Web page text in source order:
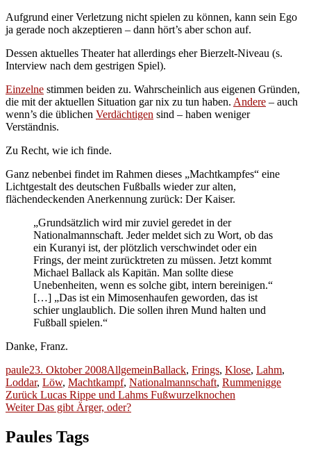
Aufgrund einer Verletzung nicht spielen zu können, kann sein Ego
ja gerade noch akzeptieren – dann hört’s aber schon auf.
Dessen aktuelles Theater hat allerdings eher Bierzelt-Niveau (s.
Interview nach dem gestrigen Spiel).
Einzelne stimmen beiden zu. Wahrscheinlich aus eigenen Gründen,
die mit der aktuellen Situation gar nix zu tun haben. Andere – auch
wenn’s die üblichen Verdächtigen sind – haben weniger
Verständnis.
Zu Recht, wie ich finde.
Ganz nebenbei findet im Rahmen dieses „Machtkampfes“ eine
Lichtgestalt des deutschen Fußballs wieder zur alten,
flächendeckenden Anerkennung zurück: Der Kaiser.
„Grundsätzlich wird mir zuviel geredet in der
Nationalmannschaft. Jeder meldet sich zu Wort, ob das
ein Kuranyi ist, der plötzlich verschwindet oder ein
Frings, der meint zurücktreten zu müssen. Jetzt kommt
Michael Ballack als Kapitän. Man sollte diese
Unebenheiten, wenn es solche gibt, intern bereinigen.“
[…] „Das ist ein Mimosenhaufen geworden, das ist
schier unglaublich. Die sollen ihren Mund halten und
Fußball spielen.“
Danke, Franz.
Autor
pauleVeröffentlicht
am
23. Oktober 2008Kategorien
AllgemeinSchlagwörter
Ballack, Frings, Klose, Lahm,
Loddar, Löw, Machtkampf, Nationalmannschaft, Rummenigge
Beitragsnavigation
Zurück Vorheriger
Beitrag:
Lucas Rippe und Lahms Fußwurzelknochen
Weiter Nächster
Das gibt Ärger, oder?
Paules Tags